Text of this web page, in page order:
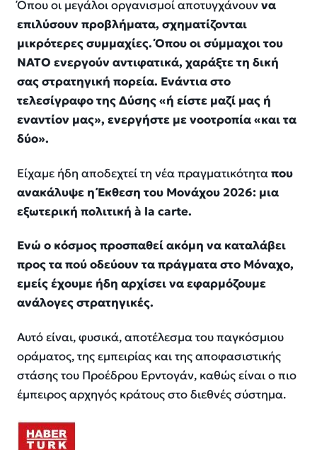
Όπου οι μεγάλοι οργανισμοί αποτυγχάνουννα
επιλύσουν προβλήματα, σχηματίζονται
μικρότερες συμμαχίες. Όπου οι σύμμαχοι του
ΝΑΤΟ ενεργούν αντιφατικά, χαράξτε τη δική
σας στρατηγική πορεία. Ενάντια στο
τελεσίγραφο της Δύσης «ή είστε μαζί μας ή
εναντίον μας», ενεργήστε με νοοτροπία «και τα
δύο».
Είχαμε ήδη αποδεχτεί τη νέα πραγματικότηταπου
ανακάλυψε η Έκθεση του Μονάχου 2026: μια
εξωτερική πολιτική à la carte.
Ενώ ο κόσμος προσπαθεί ακόμη να καταλάβει
προς τα πού οδεύουν τα πράγματα στο Μόναχο,
εμείς έχουμε ήδη αρχίσει να εφαρμόζουμε
ανάλογες στρατηγικές.
Αυτό είναι, φυσικά, αποτέλεσμα του παγκόσμιου
οράματος, της εμπειρίας και της αποφασιστικής
στάσης του Προέδρου Ερντογάν, καθώς είναι ο πιο
έμπειρος αρχηγός κράτους στο διεθνές σύστημα.